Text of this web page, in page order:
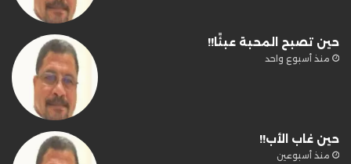
حين تصبح المحبة عبئًا!!
منذ أسبوع واحد
حين غاب الأب!!
منذ أسبوعين